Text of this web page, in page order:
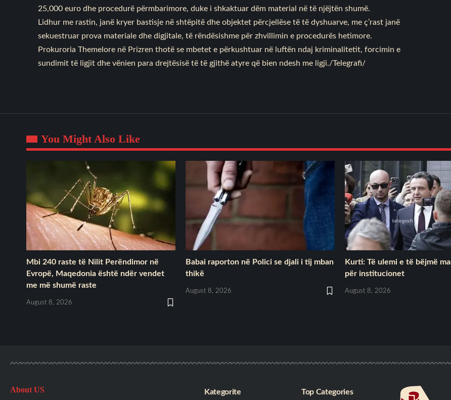
25,000 euro dhe procedurë përmbarimore, duke i shkaktuar dëm material në të njëjtën shumë.
Lidhur me rastin, janë kryer bastisje në shtëpitë dhe objektet përcjellëse të të dyshuarve, me ç’rast janë
sekuestruar prova materiale dhe digjitale, të rëndësishme për zhvillimin e procedurës hetimore.
Prokuroria Themelore në Prizren thotë se mbetet e përkushtuar në luftën ndaj kriminalitetit, forcimin e
sundimit të ligjit dhe vënien para drejtësisë të të gjithë atyre që bien ndesh me ligji./Telegrafi/
You Might Also Like
Mbi 240 raste të Nilit Perëndimor në
Evropë, Maqedonia është ndër vendet
me më shumë raste
August 8, 2026
Babai raporton në Polici se djali i tij mban
thikë
August 8, 2026
Kurti: Të ulemi e të bëjmë
për institucionet
August 8, 2026
About US Kategorite Top Categories